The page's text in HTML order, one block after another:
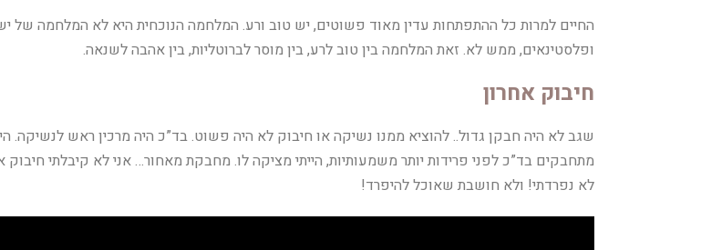
החיים למרות כל ההתפתחות עדין מאוד פשוטים, יש טוב ורע. המלחמה הנוכחית היא לא המלחמה של
ופלסטינאים, ממש לא. זאת המלחמה בין טוב לרע, בין מוסר לברוטליות, בין אהבה לשנאה.
חיבוק אחרון
שגב לא היה חבקן גדול.. להוציא ממנו נשיקה או חיבוק לא היה פשוט. בד”כ היה מרכין ראש לנשיקה.
מתחבקים בד”כ לפני פרידות יותר משמעותיות, הייתי מציקה לו. מחבקת מאחור… אני לא קיבלתי חיבוק
לא נפרדתי! ולא חושבת שאוכל להיפרד!